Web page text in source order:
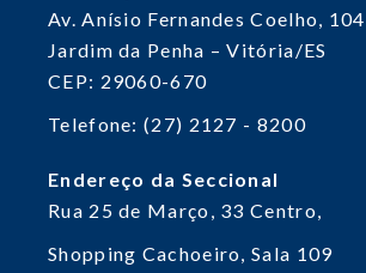
Av. Anísio Fernandes Coelho, 104
Jardim da Penha – Vitória/ES
CEP: 29060-670
Telefone: (27) 2127 - 8200
Endereço da Seccional
Rua 25 de Março, 33Centro,
Shopping Cachoeiro, Sala 109